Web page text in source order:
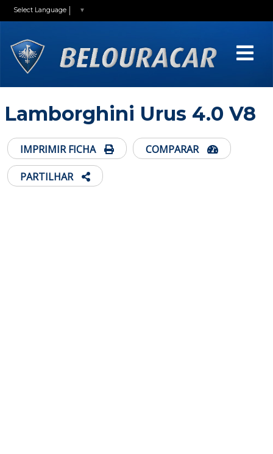
Select Language ▼
Lamborghini Urus 4.0 V8
IMPRIMIR FICHA COMPARAR
PARTILHAR